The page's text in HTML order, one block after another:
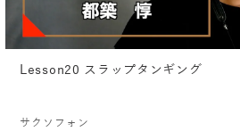
Lesson20 スラップタンギング
サクソフォン